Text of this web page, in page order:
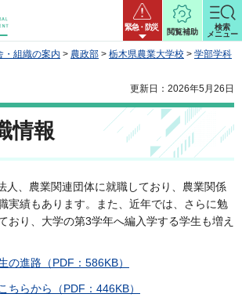
緊急・防災
閲覧補助
検索
メニュー
・組織の案内 > 農政部 > 栃木県農業大学校 > 学部学科
更新日：2026年5月26日
情報
人、農業関連団体に就職しており、農業関係
実績もあります。また、近年では、さらに勉
おり、大学の第3学年へ編入学する学生も増え
の進路（PDF：586KB）
ちらから（PDF：446KB）